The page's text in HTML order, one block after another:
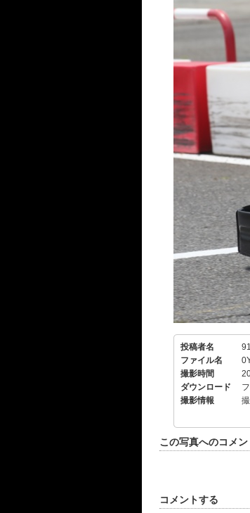
投稿者名
ファイル名
撮影時間
ダウンロード
撮影情報
この写真へのコメン
コメントする